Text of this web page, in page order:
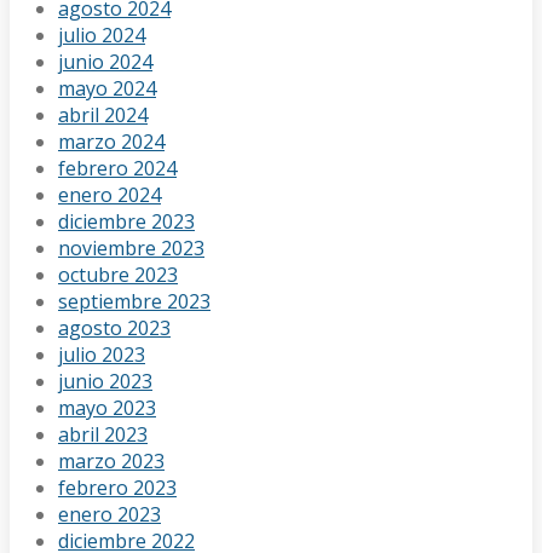
agosto 2024
julio 2024
junio 2024
mayo 2024
abril 2024
marzo 2024
febrero 2024
enero 2024
diciembre 2023
noviembre 2023
octubre 2023
septiembre 2023
agosto 2023
julio 2023
junio 2023
mayo 2023
abril 2023
marzo 2023
febrero 2023
enero 2023
diciembre 2022